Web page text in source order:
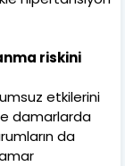
riskini
etkilerini
damarlarda
da